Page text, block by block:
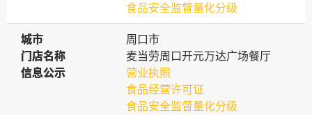
食品安全监督量化分级
城市
城市
周口市
门店名称
门店名称
麦当劳周口开元万达广场餐厅
信息公示
信息公示
营业执照
食品经营许可证
食品安全监督量化分级